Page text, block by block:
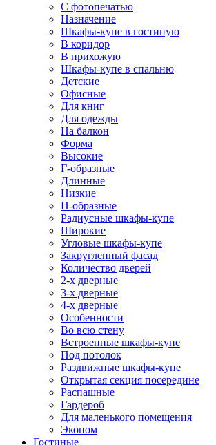
С фотопечатью
Назначение
Шкафы-купе в гостиную
В коридор
В прихожую
Шкафы-купе в спальню
Детские
Офисные
Для книг
Для одежды
На балкон
Форма
Высокие
Г-образные
Длинные
Низкие
П-образные
Радиусные шкафы-купе
Широкие
Угловые шкафы-купе
Закругленный фасад
Количество дверей
2-х дверные
3-х дверные
4-х дверные
Особенности
Во всю стену
Встроенные шкафы-купе
Под потолок
Раздвижные шкафы-купе
Открытая секция посередине
Распашные
Гардероб
Для маленького помещения
Эконом
Гостиные